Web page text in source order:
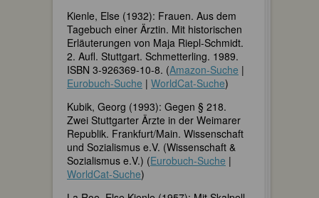
Kienle, Else (1932): Frauen. Aus dem
Tagebuch einer Ärztin. Mit historischen
Erläuterungen von Maja Riepl-Schmidt.
2. Aufl. Stuttgart. Schmetterling. 1989.
ISBN 3-926369-10-8. (Amazon-Suche |
Eurobuch-Suche | WorldCat-Suche)
Kubik, Georg (1993): Gegen § 218.
Zwei Stuttgarter Ärzte in der Weimarer
Republik. Frankfurt/Main. Wissenschaft
und Sozialismus e.V. (Wissenschaft &
Sozialismus e.V.) (Eurobuch-Suche |
WorldCat-Suche)